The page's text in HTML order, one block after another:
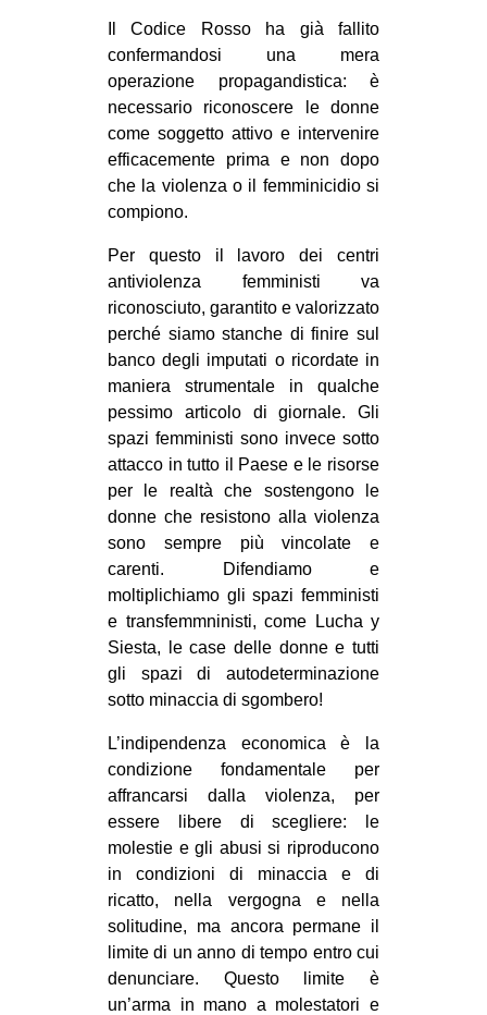
Il Codice Rosso ha già fallito
confermandosi una mera
operazione propagandistica: è
necessario riconoscere le donne
come soggetto attivo e intervenire
efficacemente prima e non dopo
che la violenza o il femminicidio si
compiono.
Per questo il lavoro dei centri
antiviolenza femministi va
riconosciuto, garantito e valorizzato
perché siamo stanche di finire sul
banco degli imputati o ricordate in
maniera strumentale in qualche
pessimo articolo di giornale. Gli
spazi femministi sono invece sotto
attacco in tutto il Paese e le risorse
per le realtà che sostengono le
donne che resistono alla violenza
sono sempre più vincolate e
carenti. Difendiamo e
moltiplichiamo gli spazi femministi
e transfemmninisti, come Lucha y
Siesta, le case delle donne e tutti
gli spazi di autodeterminazione
sotto minaccia di sgombero!
L’indipendenza economica è la
condizione fondamentale per
affrancarsi dalla violenza, per
essere libere di scegliere: le
molestie e gli abusi si riproducono
in condizioni di minaccia e di
ricatto, nella vergogna e nella
solitudine, ma ancora permane il
limite di un anno di tempo entro cui
denunciare. Questo limite è
un’arma in mano a molestatori e